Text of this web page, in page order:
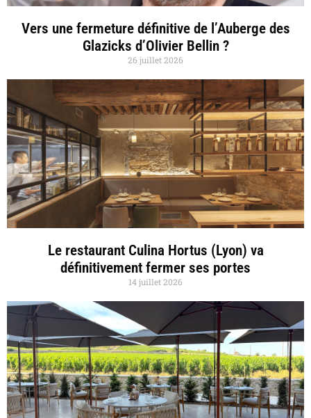
Vers une fermeture définitive de l’Auberge des
Glazicks d’Olivier Bellin ?
26 juillet 2026
Le restaurant Culina Hortus (Lyon) va
définitivement fermer ses portes
14 juillet 2026